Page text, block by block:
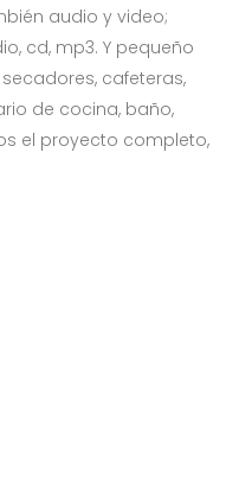
audio y video;
cd, mp3. Y pequeño
cafeteras,
de cocina, baño,
el proyecto completo,